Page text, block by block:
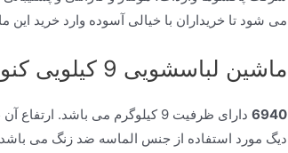
می شود تا خریداران با خیالی آسوده وارد خرید این
ماشین لباسشویی 9 کیلویی کنوود 6940
6940
دیگ مورد استفاده از جنس الماسه ضد زنگ می